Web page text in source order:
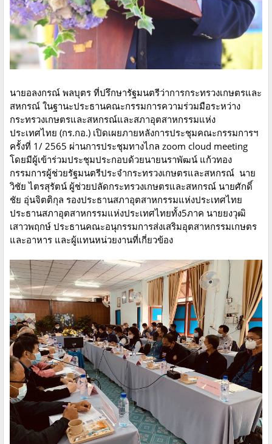
นายอลงกรณ์ พลบุตร ที่ปรึกษารัฐมนตรีว่าการกระทรวงเกษตรและ
สหกรณ์ ในฐานะประธานคณะกรรมการความร่วมมือระหว่าง
กระทรวงเกษตรและสหกรณ์และสภาอุตสาหกรรมแห่ง
ประเทศไทย (กร.กอ.) เปิดเผยภายหลังการประชุมคณะกรรมการฯ
ครั้งที่ 1/ 2565 ผ่านการประชุมทางไกล zoom cloud meeting
โดยมีผู้เข้าร่วมประชุมประกอบด้วยนายนราพัฒน์ แก้วทอง
กรรมการผู้ช่วยรัฐมนตรีประจำกระทรวงเกษตรและสหกรณ์ นาย
วิชัย ไตรสุรัตน์ ผู้ช่วยปลัดกระทรวงเกษตรและสหกรณ์ นายศักดิ์
ชัย อุ่นจิตติกุล รองประธานสภาอุตสาหกรรมแห่งประเทศไทย
ประธานสภาอุตสาหกรรมแห่งประเทศไทยทั้ง5ภาค นายยงวุฒิ
เสาวพฤกษ์ ประธานคณะอนุกรรมการส่งเสริมอุตสาหกรรมเกษตร
และอาหาร และผู้แทนหน่วยงานที่เกี่ยวข้อง